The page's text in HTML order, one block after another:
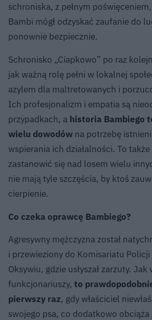
schroniska, z pełnym
Bambi mógł odzyskać zaufanie do
ponownie bezpiecznie.
Schronisko „Ciapkowo” po raz
jak ważną rolę pełni w lokalnej
azylem dla maltretowanych i
Ich profesjonalizm i empatia są
przypadkach, a historia Bambiego
wielu dowodów na potrzebę
wspierania ich działalności. To
zastanowić się nad losem wielu
nie mają tyle szczęścia, by ktoś
cierpienie.
Co czeka oprawcę Bambiego?
Agresywny mężczyzna został
i przewieziony do Komisariatu
Oksywiu, gdzie usłyszał zarzuty.
funkcjonariuszy, to
pierwszy raz, gdy właściciel
swojego psa, co dodatkowo obciąża